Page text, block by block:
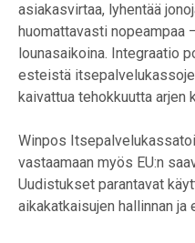
asiakasvirtaa, lyhentää
huomattavasti nopeampaa
lounasaikoina. Integraatio
esteistä
kaivattua tehokkuutta arjen
Winpos
vastaamaan myös EU:n
Uudistukset parantavat
aikakatkaisujen hallinnan